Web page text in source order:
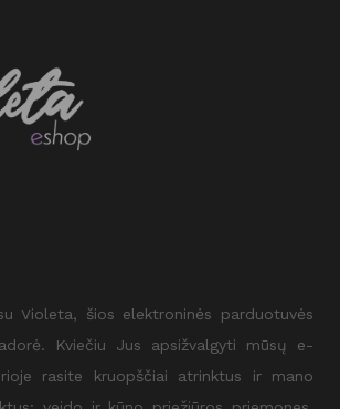
Violeta, šios elektroninės parduotuvės
Kviečiu Jus apsižvalgyti mūsų e-
rasite kruopščiai atrinktus ir mano